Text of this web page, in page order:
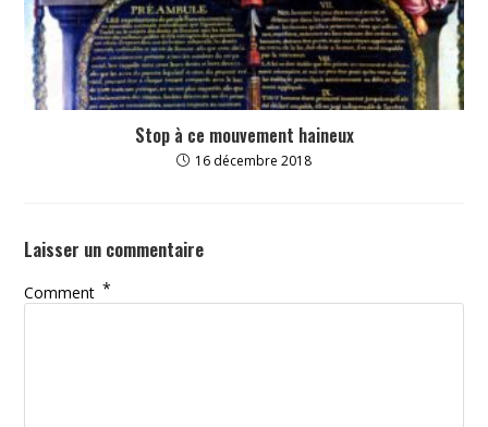
Stop à ce mouvement haineux
16 décembre 2018
Laisser un commentaire
Comment *